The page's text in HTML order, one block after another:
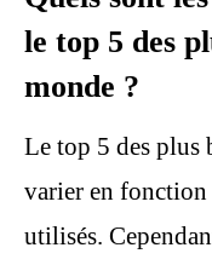
le top 5 des
monde ?
Le top 5 des plus
varier en fonction
utilisés.